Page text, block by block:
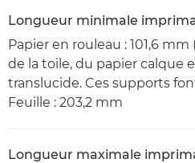
Longueur minimale
Papier en rouleau : 101,6
de la toile, du papier calque
translucide. Ces supports
Feuille : 203,2 mm
Longueur maximale